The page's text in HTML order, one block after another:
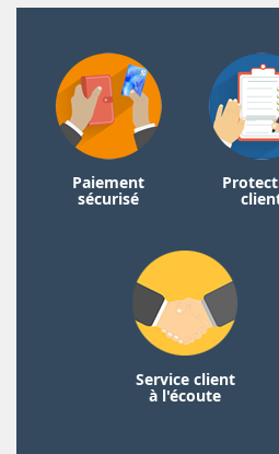
Paiement
sécurisé
Service client
à l'écoute